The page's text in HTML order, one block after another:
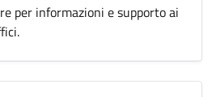
per informazioni e supporto ai